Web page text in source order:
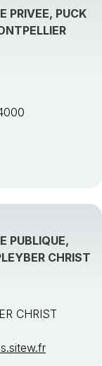
PRIVEE, PUCK
PUBLIQUE,
CHRIST
CHRIST